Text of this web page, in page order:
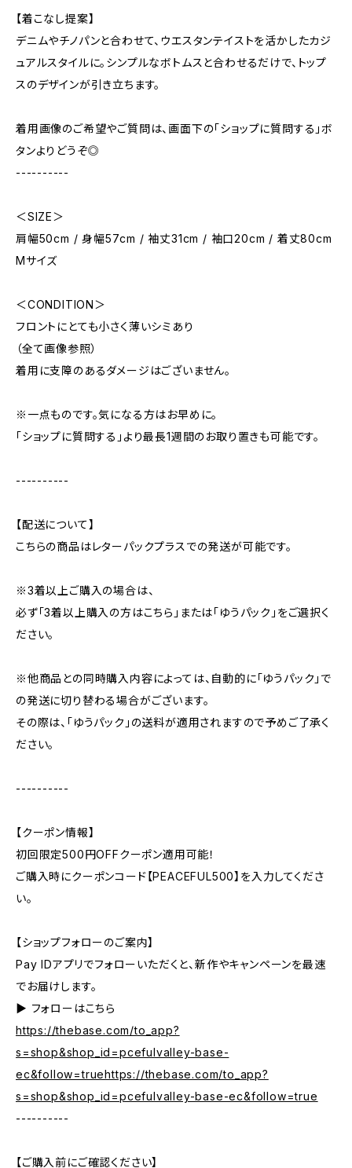
【着こなし提案】
デニムやチノパンと合わせて、ウエスタンテイストを活かしたカジ
ュアルスタイルに。シンプルなボトムスと合わせるだけで、トップ
スのデザインが引き立ちます。
着用画像のご希望やご質問は、画面下の「ショップに質問する」ボ
タンよりどうぞ◎
----------
＜SIZE＞
肩幅50cm / 身幅57cm / 袖丈31cm / 袖口20cm / 着丈80cm
Mサイズ
＜CONDITION＞
フロントにとても小さく薄いシミあり
（全て画像参照）
着用に支障のあるダメージはございません。
※一点ものです。気になる方はお早めに。
「ショップに質問する」より最長1週間のお取り置きも可能です。
----------
【配送について】
こちらの商品はレターパックプラスでの発送が可能です。
※3着以上ご購入の場合は、
必ず「3着以上購入の方はこちら」または「ゆうパック」をご選択く
ださい。
※他商品との同時購入内容によっては、自動的に「ゆうパック」で
の発送に切り替わる場合がございます。
その際は、「ゆうパック」の送料が適用されますので予めご了承く
ださい。
----------
【クーポン情報】
初回限定500円OFFクーポン適用可能！
ご購入時にクーポンコード【PEACEFUL500】を入力してくださ
い。
【ショップフォローのご案内】
Pay IDアプリでフォローいただくと、新作やキャンペーンを最速
でお届けします。
▶︎ フォローはこちら
https://thebase.com/to_app?
s=shop&shop_id=pcefulvalley-base-
ec&follow=truehttps://thebase.com/to_app?
s=shop&shop_id=pcefulvalley-base-ec&follow=true
----------
【ご購入前にご確認ください】